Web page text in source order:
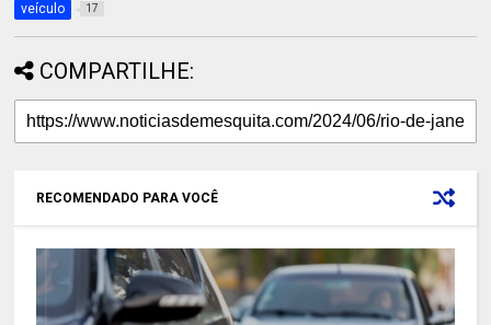
veículo 17
COMPARTILHE:
RECOMENDADO PARA VOCÊ